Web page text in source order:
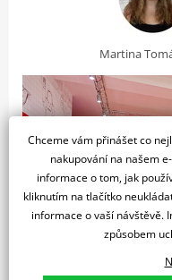
Spolehlivý výkon
Model SH350i disponuje
čtyřventilovému kapalinou
silný točivý moment v
bezproblémovou jízdu ve
dálnicích se motor
RAFINOVANÉ PROVEDENÍ
Model SH350i se může
týmem v továrně Atessa.
manévrovatelnost, zatímco
Digital
startování
Palivový
PGM-FI
Ventilový
rozvod
SOHC
Kompresní
poměr
10,5:1
77 x
Martina
Chceme vám přinášet co
nakupování na našem
informace o tom, jak
kliknutím na tlačítko
informace o vaší návštěvě.
způsobem